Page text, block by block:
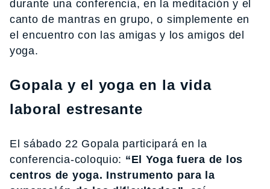
durante una conferencia, en la meditación y el
canto de mantras en grupo, o simplemente en
el encuentro con las amigas y los amigos del
yoga.
Gopala y el yoga en la vida
laboral estresante
El sábado 22 Gopala participará en la
conferencia-coloquio: “El Yoga fuera de los
centros de yoga. Instrumento para la